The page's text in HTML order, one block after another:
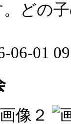
どの
06-01